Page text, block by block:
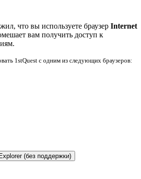
что вы используете браузер Internet
вам получить доступ к
1stQuest с одним из следующих браузеров:
(без поддержки)